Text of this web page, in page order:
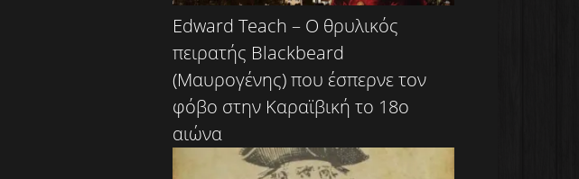
Edward Teach – Ο θρυλικός
πειρατής Blackbeard
(Μαυρογένης) που έσπερνε τον
φόβο στην Καραϊβική το 18ο
αιώνα